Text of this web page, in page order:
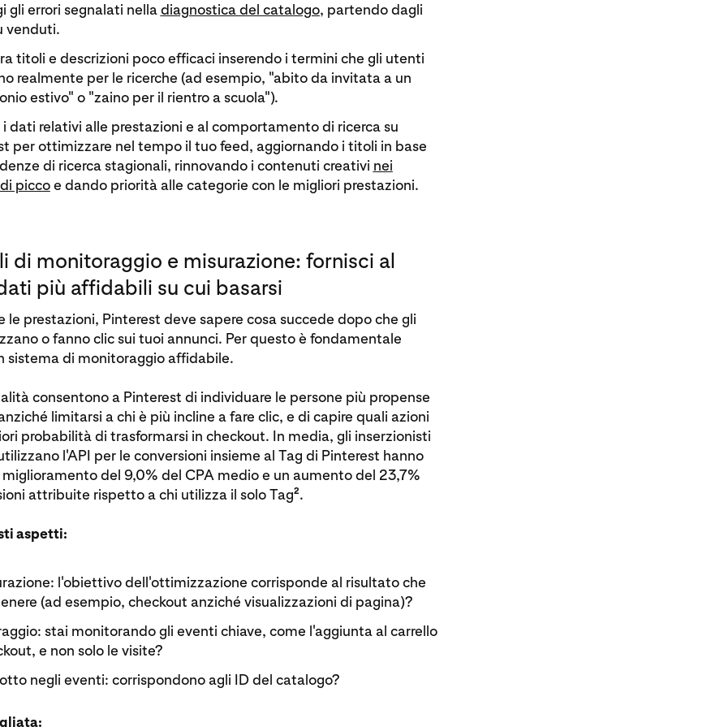
gli errori segnalati nelladiagnostica del catalogo, partendo dagli
venduti.
titoli e descrizioni poco efficaci inserendo i termini che gli utenti
realmente per le ricerche (ad esempio, "abito da invitata a un
estivo" o "zaino per il rientro a scuola").
dati relativi alle prestazioni e al comportamento di ricerca su
per ottimizzare nel tempo il tuo feed, aggiornando i titoli in base
di ricerca stagionali, rinnovando i contenuti creativi nei
piccoe dando priorità alle categorie con le migliori prestazioni.
di monitoraggio e misurazione: fornisci al
più affidabili su cui basarsi
le prestazioni, Pinterest deve sapere cosa succede dopo che gli
o fanno clic sui tuoi annunci. Per questo è fondamentale
sistema di monitoraggio affidabile.
consentono a Pinterest di individuare le persone più propense
limitarsi a chi è più incline a fare clic, e di capire quali azioni
probabilità di trasformarsi in checkout. In media, gli inserzionisti
l'API per le conversioni insieme al Tag di Pinterest hanno
del 9,0% del CPA medio e un aumento del 23,7%
attribuite rispetto a chi utilizza il solo Tag2.
aspetti:
l'obiettivo dell'ottimizzazione corrisponde al risultato che
(ad esempio, checkout anziché visualizzazioni di pagina)?
stai monitorando gli eventi chiave, come l'aggiunta al carrello
e non solo le visite?
negli eventi: corrispondono agli ID del catalogo?